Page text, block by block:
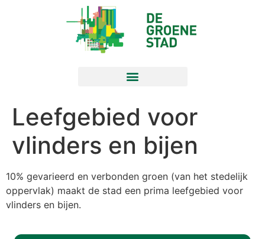
Leefgebied voor
vlinders en bijen
10% gevarieerd en verbonden groen (van het stedelijk
oppervlak) maakt de stad een prima leefgebied voor
vlinders en bijen.